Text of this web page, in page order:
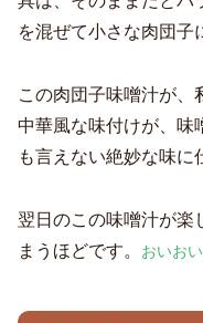
を混ぜて小さな肉団子
この肉団子味噌汁が、
中華風な味付けが、味
も言えない絶妙な味に
翌日のこの味噌汁が楽
まうほどです。 おいお